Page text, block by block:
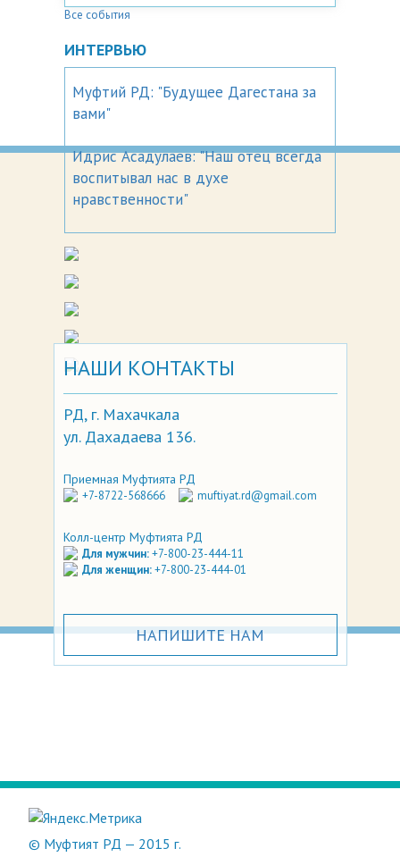
Все события
ИНТЕРВЬЮ
Муфтий РД: "Будущее Дагестана за
вами"
Идрис Асадулаев: "Наш отец всегда
воспитывал нас в духе
нравственности"
НАШИ КОНТАКТЫ
РД, г. Махачкала
ул. Дахадаева 136.
Приемная Муфтията РД
+7-8722-568666 muftiyat.rd@gmail.com
Колл-центр Муфтията РД
Для мужчин:+7-800-23-444-11
Для женщин:+7-800-23-444-01
НАПИШИТЕ НАМ
© Муфтият РД — 2015 г.